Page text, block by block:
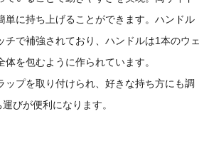
に持ち上げることができます。ハンドル
で補強されており、ハンドルは1本のウェ
を包むように作られています。
プを取り付けられ、好きな持ち方にも調
びが便利になります。